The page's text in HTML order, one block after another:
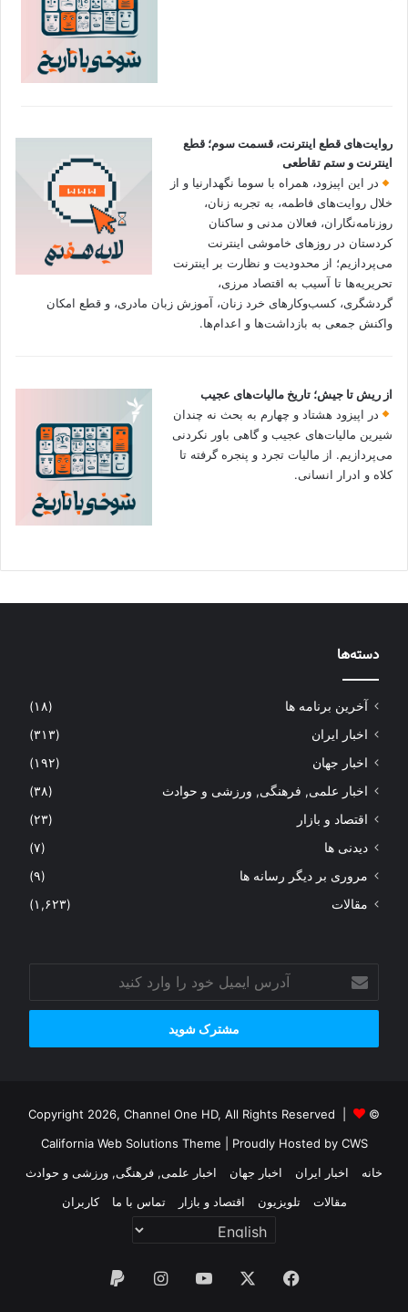
روایت‌های قطع اینترنت، قسمت سوم؛ قطع
اینترنت و ستم تقاطعی
در این اپیزود، همراه با سوما نگهدارنیا و از
خلال روایت‌های فاطمه، به تجربه زنان،
روزنامه‌نگاران، فعالان مدنی و ساکنان
کردستان در روزهای خاموشی اینترنت
می‌پردازیم؛ از محدودیت و نظارت بر اینترنت
تحریریه‌ها تا آسیب به اقتصاد مرزی،
گردشگری، کسب‌وکارهای خرد زنان، آموزش زبان مادری، و قطع امکان
واکنش جمعی به بازداشت‌ها و اعدام‌ها.
از ریش تا جیش؛ تاریخ مالیات‌های عجیب
در اپیزود هشتاد و چهارم به بحث نه چندان
شیرین مالیات‌های عجیب و گاهی باور نکردنی‌
می‌پردازیم. از مالیات تجرد و پنجره گرفته تا
کلاه و ادرار انسانی.
دسته‌ها
آخرین برنامه ها
(۱۸)
اخبار ایران
(۳۱۳)
اخبار جهان
(۱۹۲)
اخبار علمی, فرهنگی, ورزشی و حوادث
(۳۸)
اقتصاد و بازار
(۲۳)
دیدنی ها
(۷)
مروری بر دیگر رسانه ها
(۹)
مقالات
(۱,۶۲۳)
آدرس
ایمیل
خود
وارد
© Copyright 2026, Channel One HD, All Rights Reserved |
California Web Solutions Theme | Proudly Hosted by CWS
خانه
اخبار ایران اخبار جهان
اخبار علمی, فرهنگی, ورزشی و حوادث
مقالات
تلویزیون اقتصاد و بازار تماس با ما کاربران
فیس یوتیوب اینستاگرام